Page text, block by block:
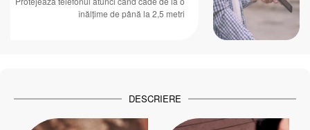
înălțime de până la 2,5 metri
DESCRIERE